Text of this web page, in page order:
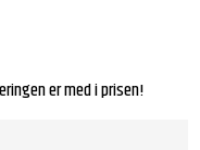
er med i prisen!